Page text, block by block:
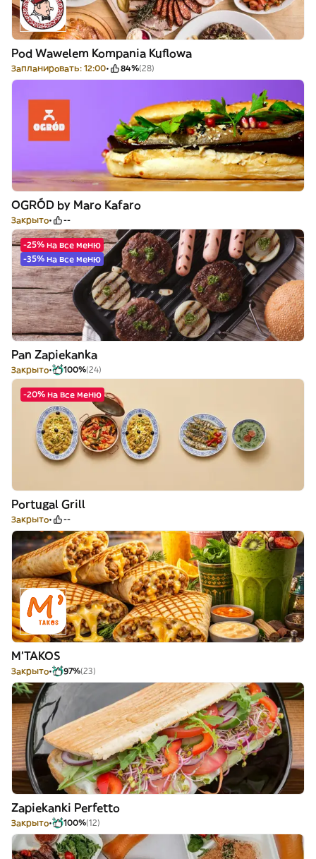
Pod Wawelem Kompania Kuflowa
Запланировать: 12:00 84%(28)
OGRÓD by Maro Kafaro
Закрыто --
-25% на все меню
-35% на все меню
Pan Zapiekanka
Закрыто 100%(24)
-20% на все меню
Portugal Grill
Закрыто --
M'TAKOS
Закрыто 97%(23)
Zapiekanki Perfetto
Закрыто 100%(12)